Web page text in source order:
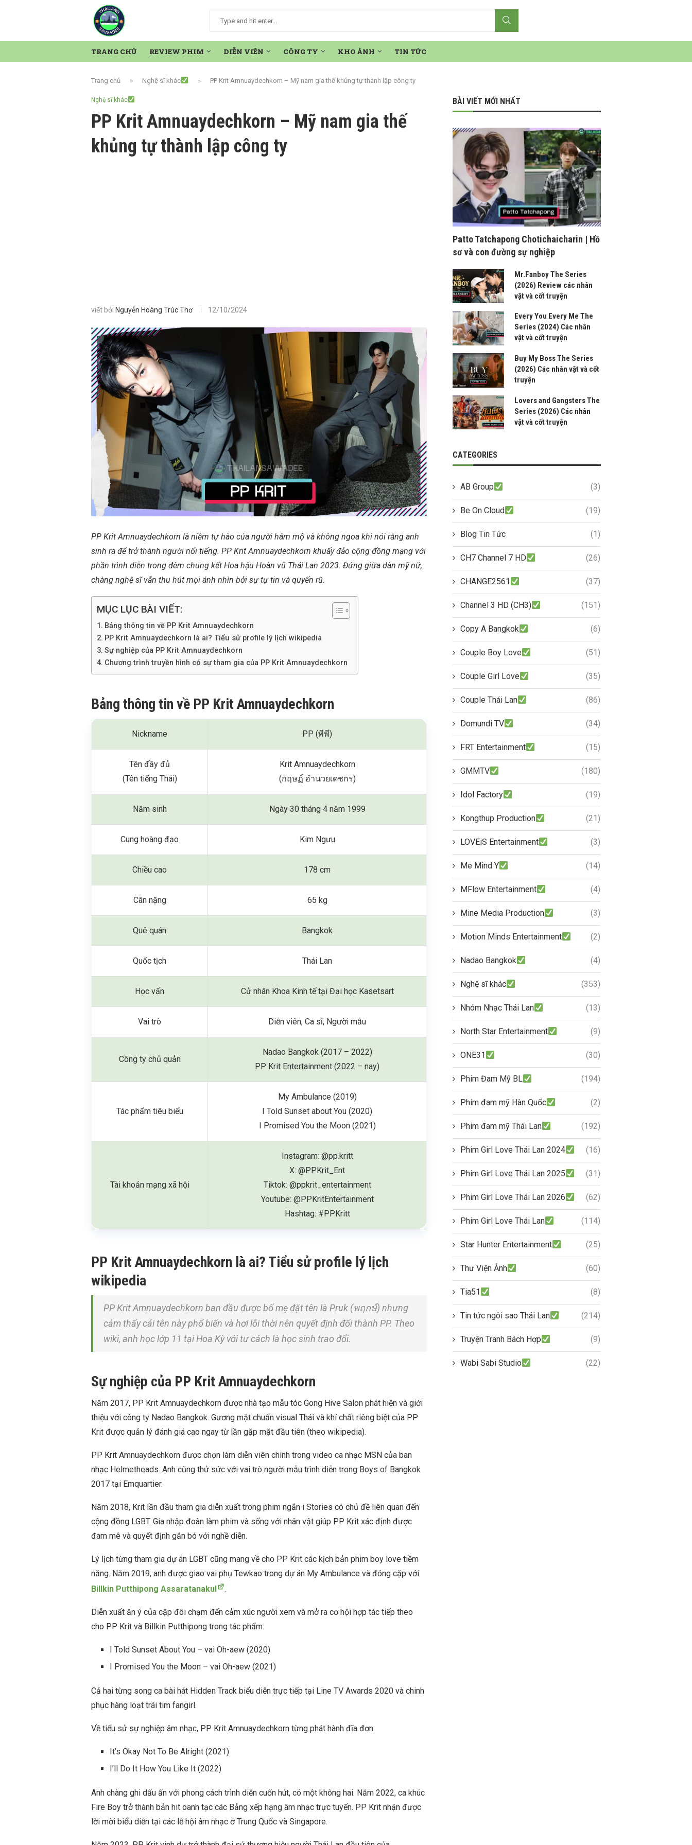
TRANG CHỦ REVIEW PHIM DIỄN VIÊN CÔNG TY KHO ẢNH TIN TỨC
Trang chủ » Nghệ sĩ khác » PP Krit Amnuaydechkorn – Mỹ nam gia thế khủng tự thành lập công ty
Nghệ sĩ khác
PP Krit Amnuaydechkorn – Mỹ nam gia thế
khủng tự thành lập công ty
viết bởi Nguyễn Hoàng Trúc Thơ 12/10/2024
PP Krit Amnuaydechkorn là niềm tự hào của người hâm mộ và không ngoa khi nói rằng anh
sinh ra để trở thành người nổi tiếng. PP Krit Amnuaydechkorn khuấy đảo cộng đồng mạng với
phần trình diễn trong đêm chung kết Hoa hậu Hoàn vũ Thái Lan 2023. Đứng giữa dàn mỹ nữ,
chàng nghệ sĩ vẫn thu hút mọi ánh nhìn bởi sự tự tin và quyến rũ.
MỤC LỤC BÀI VIẾT:
Bảng thông tin về PP Krit Amnuaydechkorn
PP Krit Amnuaydechkorn là ai? Tiểu sử profile lý lịch wikipedia
Sự nghiệp của PP Krit Amnuaydechkorn
Chương trình truyền hình có sự tham gia của PP Krit Amnuaydechkorn
Bảng thông tin về PP Krit Amnuaydechkorn
Nickname PP (พีพี)
Tên đầy đủ
(Tên tiếng Thái)
Krit Amnuaydechkorn
(กฤษฏ์ อำนวยเดชกร)
Năm sinh Ngày 30 tháng 4 năm 1999
Cung hoàng đạo Kim Ngưu
Chiều cao 178 cm
Cân nặng 65 kg
Quê quán Bangkok
Quốc tịch Thái Lan
Học vấn Cử nhân Khoa Kinh tế tại Đại học Kasetsart
Vai trò Diễn viên, Ca sĩ, Người mẫu
Công ty chủ quản
Nadao Bangkok (2017 – 2022)
PP Krit Entertainment (2022 – nay)
Tác phẩm tiêu biểu
My Ambulance (2019)
I Told Sunset about You (2020)
I Promised You the Moon (2021)
Tài khoản mạng xã hội
Instagram: @pp.kritt
X: @PPKrit_Ent
Tiktok: @ppkrit_entertainment
Youtube: @PPKritEntertainment
Hashtag: #PPKritt
PP Krit Amnuaydechkorn là ai? Tiểu sử profile lý lịch
wikipedia
PP Krit Amnuaydechkorn ban đầu được bố mẹ đặt tên là Pruk (พฤกษ์) nhưng
cảm thấy cái tên này phổ biến và hơi lỗi thời nên quyết định đổi thành PP. Theo
wiki, anh học lớp 11 tại Hoa Kỳ với tư cách là học sinh trao đổi.
Sự nghiệp của PP Krit Amnuaydechkorn
Năm 2017, PP Krit Amnuaydechkorn được nhà tạo mẫu tóc Gong Hive Salon phát hiện và giới
thiệu với công ty Nadao Bangkok. Gương mặt chuẩn visual Thái và khí chất riêng biệt của PP
Krit được quản lý đánh giá cao ngay từ lần gặp mặt đầu tiên (theo wikipedia).
PP Krit Amnuaydechkorn được chọn làm diễn viên chính trong video ca nhạc MSN của ban
nhạc Helmetheads. Anh cũng thử sức với vai trò người mẫu trình diễn trong Boys of Bangkok
2017 tại Emquartier.
Năm 2018, Krit lần đầu tham gia diễn xuất trong phim ngắn i Stories có chủ đề liên quan đến
cộng đồng LGBT. Gia nhập đoàn làm phim và sống với nhân vật giúp PP Krit xác định được
đam mê và quyết định gắn bó với nghề diễn.
Lý lịch từng tham gia dự án LGBT cũng mang về cho PP Krit các kịch bản phim boy love tiềm
năng. Năm 2019, anh được giao vai phụ Tewkao trong dự án My Ambulance và đóng cặp với
Billkin Putthipong Assaratanakul
.
Diễn xuất ăn ý của cặp đôi chạm đến cảm xúc người xem và mở ra cơ hội hợp tác tiếp theo
cho PP Krit và Billkin Putthipong trong tác phẩm:
I Told Sunset About You – vai Oh-aew (2020)
I Promised You the Moon – vai Oh-aew (2021)
Cả hai từng song ca bài hát Hidden Track biểu diễn trực tiếp tại Line TV Awards 2020 và chinh
phục hàng loạt trái tim fangirl.
Về tiểu sử sự nghiệp âm nhạc, PP Krit Amnuaydechkorn từng phát hành đĩa đơn:
It’s Okay Not To Be Alright (2021)
I’ll Do It How You Like It (2022)
Anh chàng ghi dấu ấn với phong cách trình diễn cuốn hút, có một không hai. Năm 2022, ca khúc
Fire Boy trở thành bản hit oanh tạc các Bảng xếp hạng âm nhạc trực tuyến. PP Krit nhận được
lời mời biểu diễn tại các lễ hội âm nhạc ở Trung Quốc và Singapore.
BÀI VIẾT MỚI NHẤT
Patto Tatchapong Chotichaicharin | Hồ
sơ và con đường sự nghiệp
Mr.Fanboy The Series
(2026) Review các nhân
vật và cốt truyện
Every You Every Me The
Series (2024) Các nhân
vật và cốt truyện
Buy My Boss The Series
(2026) Các nhân vật và cốt
truyện
Lovers and Gangsters The
Series (2026) Các nhân
vật và cốt truyện
CATEGORIES
AB Group (3)
Be On Cloud (19)
Blog Tin Tức (1)
CH7 Channel 7 HD (26)
CHANGE2561 (37)
Channel 3 HD (CH3) (151)
Copy A Bangkok (6)
Couple Boy Love (51)
Couple Girl Love (35)
Couple Thái Lan (86)
Domundi TV (34)
FRT Entertainment (15)
GMMTV (180)
Idol Factory (19)
Kongthup Production (21)
LOVEiS Entertainment (3)
Me Mind Y (14)
MFlow Entertainment (4)
Mine Media Production (3)
Motion Minds Entertainment (2)
Nadao Bangkok (4)
Nghệ sĩ khác (353)
Nhóm Nhạc Thái Lan (13)
North Star Entertainment (9)
ONE31 (30)
Phim Đam Mỹ BL (194)
Phim đam mỹ Hàn Quốc (2)
Phim đam mỹ Thái Lan (192)
Phim Girl Love Thái Lan 2024 (16)
Phim Girl Love Thái Lan 2025 (31)
Phim Girl Love Thái Lan 2026 (62)
Phim Girl Love Thái Lan (114)
Star Hunter Entertainment (25)
Thư Viện Ảnh (60)
Tia51 (8)
Tin tức ngôi sao Thái Lan (214)
Truyện Tranh Bách Hợp (9)
Wabi Sabi Studio (22)